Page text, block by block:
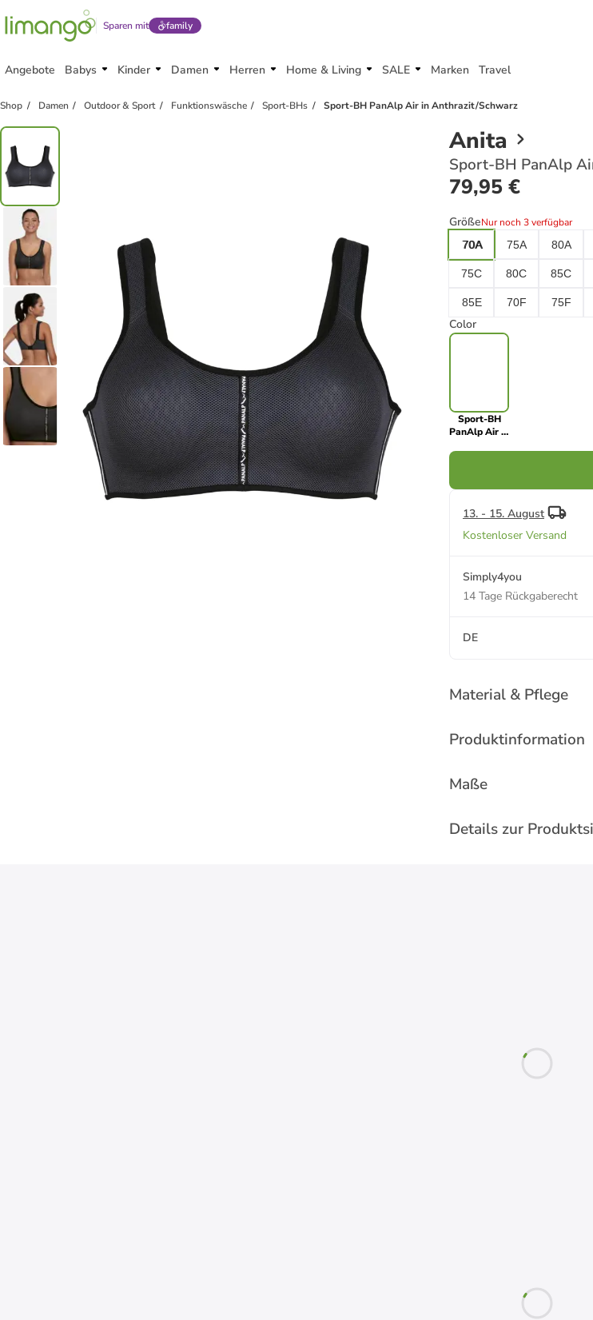
Sparen mit family
Angebote Babys Kinder Damen Herren Home & Living SALE Marken Travel
Shop Damen Outdoor & Sport Funktionswäsche Sport-BHs Sport-BH PanAlp Air in Anthrazit/Schwarz
Anita
Sport-BH PanAlp
79,95 €
GrößeNur noch 3 verfügbar
70A
75A 80A
75C 80C 85C
85E 70F 75F
Color
Sport-BH
PanAlp Air in
13. - 15. August
Kostenloser Versand
Simply4you
14 Tage Rückgaberecht
DE
Material & Pflege
Produktinformation
Maße
Details zur